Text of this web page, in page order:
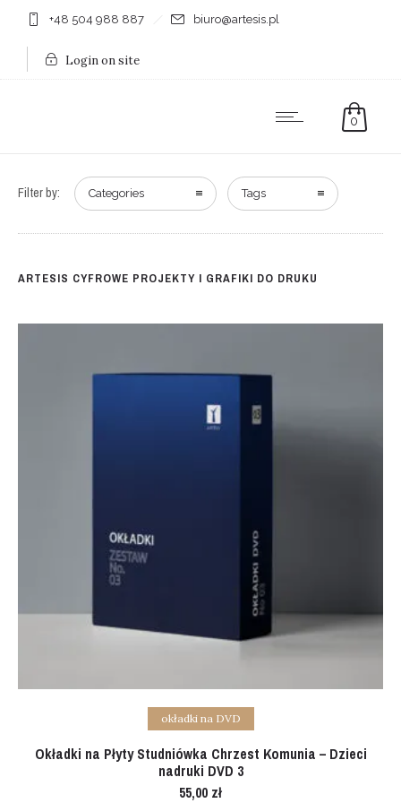
+48 504 988 887 biuro@artesis.pl
Login on site
0
Filter by: Categories Tags
ARTESIS CYFROWE PROJEKTY I GRAFIKI DO DRUKU
Add to cart
okładki na DVD
Okładki na Płyty Studniówka Chrzest Komunia – Dzieci
nadruki DVD 3
55,00 zł